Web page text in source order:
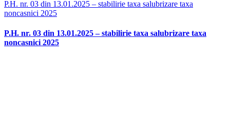
P.H. nr. 03 din 13.01.2025 – stabilirie taxa salubrizare taxa
noncasnici 2025
P.H. nr. 03 din 13.01.2025 – stabilirie taxa salubrizare taxa
noncasnici 2025